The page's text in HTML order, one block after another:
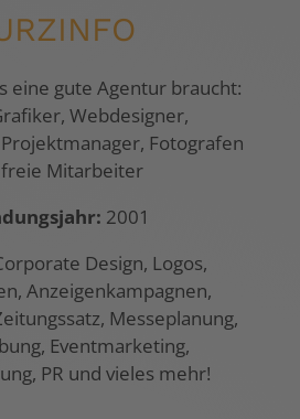
eine gute Agentur braucht:
Webdesigner,
Fotografen
Mitarbeiter
2001
Design, Logos,
Anzeigenkampagnen,
Messeplanung,
Eventmarketing,
PR und vieles mehr!